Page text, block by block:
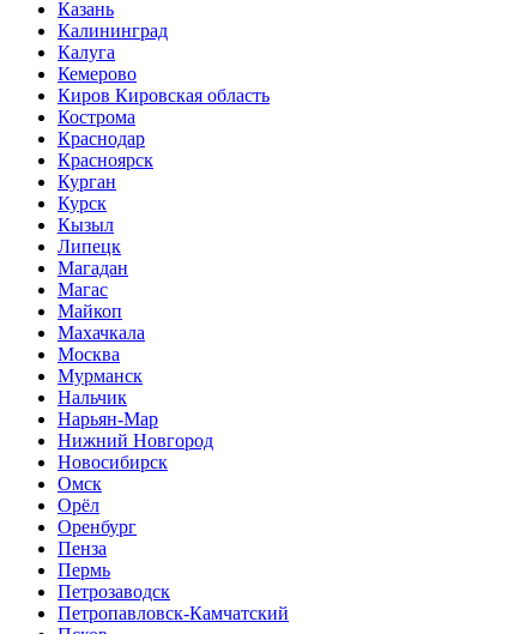
Казань
Калининград
Калуга
Кемерово
Киров Кировская область
Кострома
Краснодар
Красноярск
Курган
Курск
Кызыл
Липецк
Магадан
Магас
Майкоп
Махачкала
Москва
Мурманск
Нальчик
Нарьян-Мар
Нижний Новгород
Новосибирск
Омск
Орёл
Оренбург
Пенза
Пермь
Петрозаводск
Петропавловск-Камчатский